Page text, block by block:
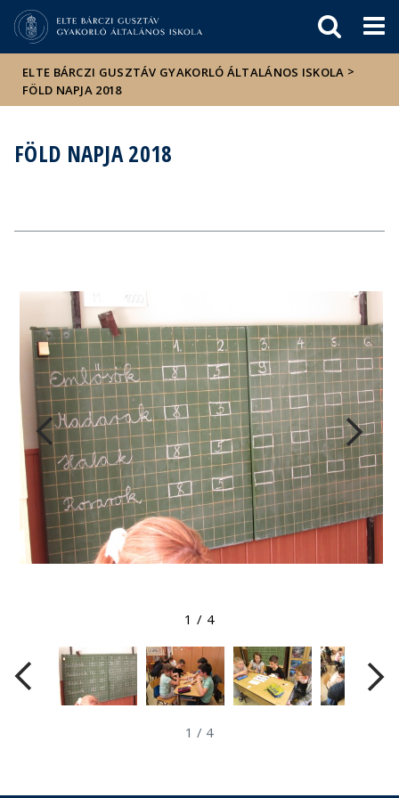
Események
sajtóban
ELTE BÁRCZI GUSZTÁV GYAKORLÓ ÁLTALÁNOS ISKOLA >
FÖLD NAPJA 2018
FÖLD NAPJA 2018
1 / 4
1 / 4